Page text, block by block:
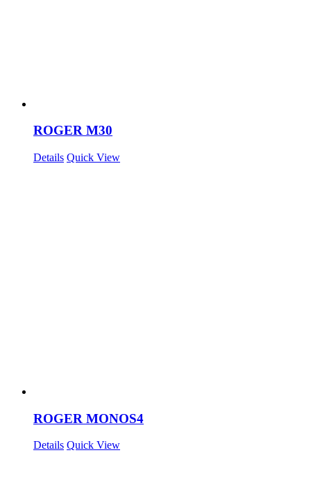
ROGER M30
Details Quick View
ROGER MONOS4
Details Quick View